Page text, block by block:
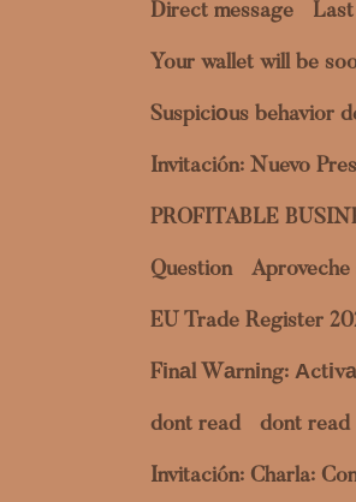
Direct message
Your wallet will be
Suspiciоus behavior
Invitación: Nuevo
PROFITABLE
Question
EU Trade Register
Fіnаl Wаrnіng:
dont read dont read
Invitación: Charla: